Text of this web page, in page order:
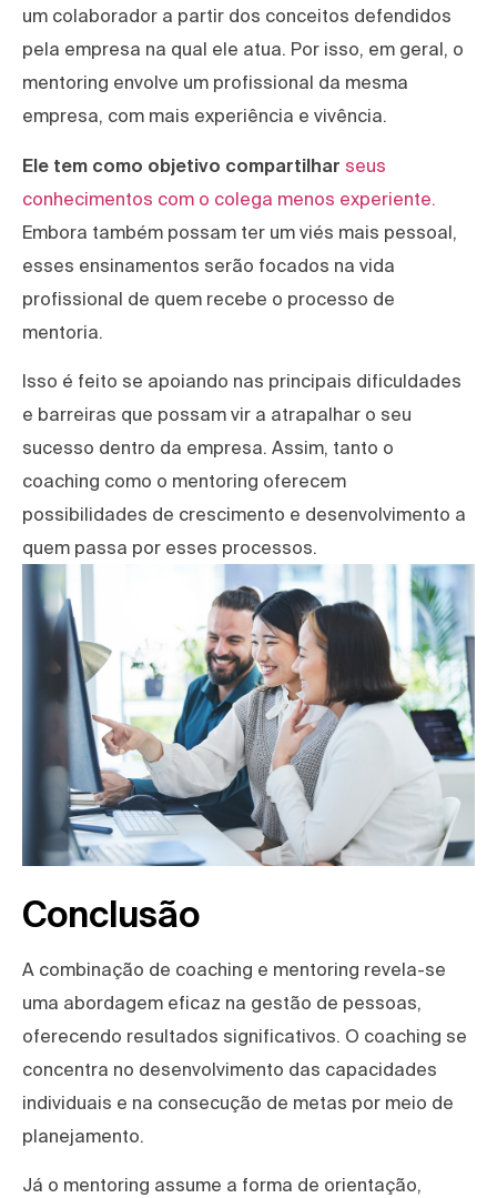
um colaborador a partir dos conceitos defendidos
pela empresa na qual ele atua. Por isso, em geral, o
mentoring envolve um profissional da mesma
empresa, com mais experiência e vivência.
Ele tem como objetivo compartilhar seus
conhecimentos com o colega menos experiente.
Embora também possam ter um viés mais pessoal,
esses ensinamentos serão focados na vida
profissional de quem recebe o processo de
mentoria.
Isso é feito se apoiando nas principais dificuldades
e barreiras que possam vir a atrapalhar o seu
sucesso dentro da empresa. Assim, tanto o
coaching como o mentoring oferecem
possibilidades de crescimento e desenvolvimento a
quem passa por esses processos.
Conclusão
A combinação de coaching e mentoring revela-se
uma abordagem eficaz na gestão de pessoas,
oferecendo resultados significativos. O coaching se
concentra no desenvolvimento das capacidades
individuais e na consecução de metas por meio de
planejamento.
Já o mentoring assume a forma de orientação,